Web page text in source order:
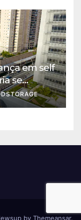
em self
se
by Themeansar.